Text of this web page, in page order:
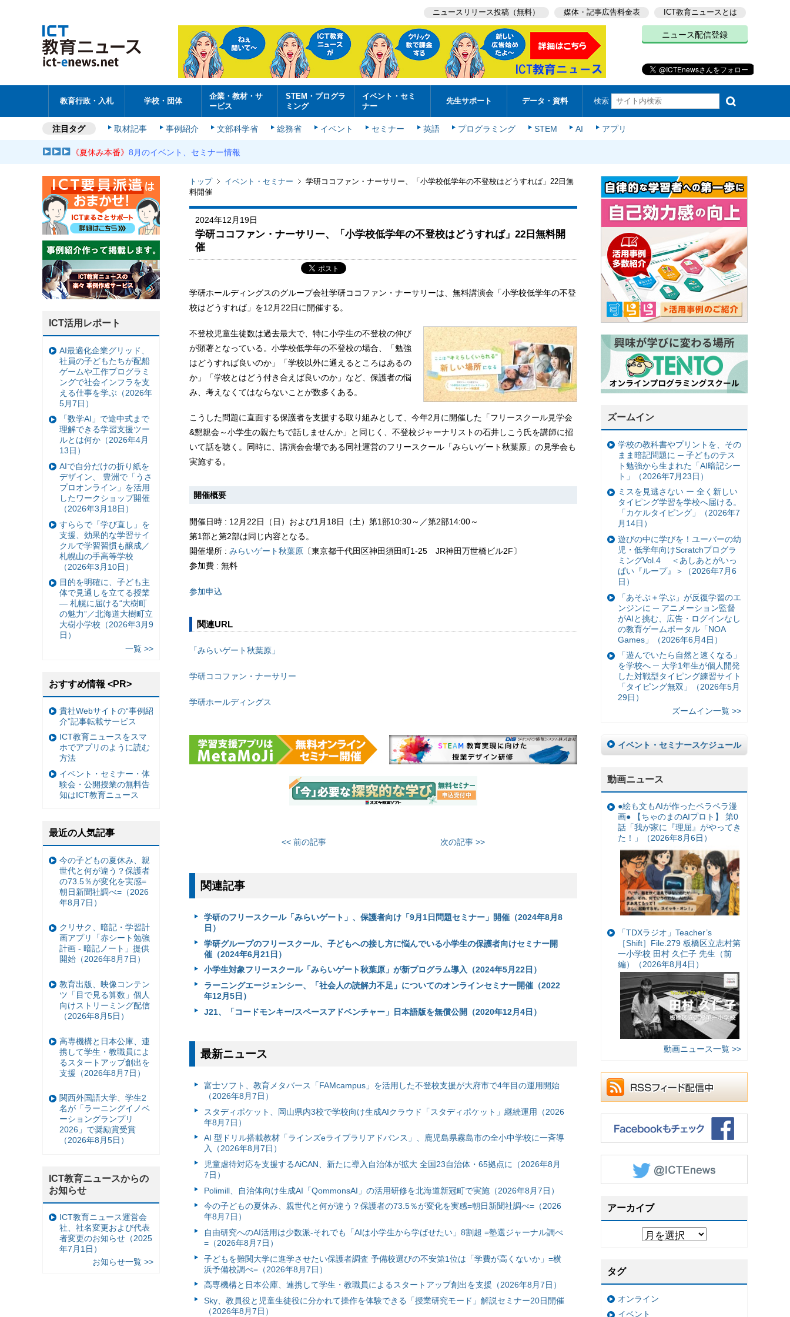
ニュースリリース投稿（無料） 媒体・記事広告料金表 ICT教育ニュースとは
ニュース配信登録
教育行政・入札 学校・団体
企業・教材・サ
ービス
STEM・プログラ
ミング
イベント・セミ
ナー
先生サポート データ・資料 検索
注目タグ 取材記事 事例紹介 文部科学省 総務省 イベント セミナー 英語 プログラミング STEM AI アプリ
《夏休み本番》8月のイベント、セミナー情報
トップ イベント・セミナー
学研ココファン・ナーサリー、「小学校低学年の不登校はどうすれば」22日無
料開催
2024年12月19日
学研ココファン・ナーサリー、「小学校低学年の不登校はどうすれば」22日無料開
催
学研ホールディングスのグループ会社学研ココファン・ナーサリーは、無料講演会「小学校低学年の不登
校はどうすれば」を12月22日に開催する。
不登校児童生徒数は過去最大で、特に小学生の不登校の伸び
が顕著となっている。小学校低学年の不登校の場合、「勉強
はどうすれば良いのか」「学校以外に通えるところはあるの
か」「学校とはどう付き合えば良いのか」など、保護者の悩
み、考えなくてはならないことが数多くある。
こうした問題に直面する保護者を支援する取り組みとして、今年2月に開催した「フリースクール見学会
&懇親会～小学生の親たちで話しませんか」と同じく、不登校ジャーナリストの石井しこう氏を講師に招
いて話を聴く。同時に、講演会会場である同社運営のフリースクール「みらいゲート秋葉原」の見学会も
実施する。
開催概要
開催日時 : 12月22日（日）および1月18日（土）第1部10:30～／第2部14:00～
第1部と第2部は同じ内容となる。
開催場所 : みらいゲート秋葉原 〔東京都千代田区神田須田町1-25 JR神田万世橋ビル2F〕
参加費 : 無料
参加申込
関連URL
「みらいゲート秋葉原」
学研ココファン・ナーサリー
学研ホールディングス
<< 前の記事 次の記事 >>
関連記事
学研のフリースクール「みらいゲート」、保護者向け「9月1日問題セミナー」開催（2024年8月8
日）
学研グループのフリースクール、子どもへの接し方に悩んでいる小学生の保護者向けセミナー開
催（2024年6月21日）
小学生対象フリースクール「みらいゲート秋葉原」が新プログラム導入（2024年5月22日）
ラーニングエージェンシー、「社会人の読解力不足」についてのオンラインセミナー開催（2022
年12月5日）
J21、「コードモンキー/スペースアドベンチャー」日本語版を無償公開（2020年12月4日）
最新ニュース
富⼠ソフト、教育メタバース「FAMcampus」を活用した不登校支援が大府市で4年目の運用開始
（2026年8月7日）
スタディポケット、岡山県内3校で学校向け生成AIクラウド「スタディポケット」継続運用（2026
年8月7日）
AI 型ドリル搭載教材「ラインズeライブラリアドバンス」、鹿児島県霧島市の全小中学校に一斉導
入（2026年8月7日）
児童虐待対応を支援するAiCAN、新たに導入自治体が拡大 全国23自治体・65拠点に（2026年8月
7日）
Polimill、自治体向け生成AI「QommonsAI」の活用研修を北海道新冠町で実施（2026年8月7日）
今の子どもの夏休み、親世代と何が違う？保護者の73.5％が変化を実感=朝日新聞社調べ=（2026
年8月7日）
自由研究へのAI活用は少数派-それでも「AIは小学生から学ばせたい」8割超 =塾選ジャーナル調べ
=（2026年8月7日）
子どもを難関大学に進学させたい保護者調査 予備校選びの不安第1位は「学費が高くないか」=横
浜予備校調べ=（2026年8月7日）
高専機構と日本公庫、連携して学生・教職員によるスタートアップ創出を支援（2026年8月7日）
Sky、教員役と児童生徒役に分かれて操作を体験できる「授業研究モード」解説セミナー20日開催
（2026年8月7日）
ズームイン
学校の教科書やプリントを、その
まま暗記問題に ─ 子どものテス
ト勉強から生まれた「AI暗記シー
ト」（2026年7月23日）
ミスを見逃さない ー 全く新しい
タイピング学習を学校へ届ける。
「カケルタイピング」（2026年7
月14日）
遊びの中に学びを！ユーバーの幼
児・低学年向けScratchプログラ
ミングVol.4 ＜あしあとがいっ
ぱい『ループ』＞（2026年7月6
日）
「あそぶ＋学ぶ」が反復学習のエ
ンジンに ─ アニメーション監督
がAIと挑む、広告・ログインなし
の教育ゲームポータル「NOA
Games」（2026年6月4日）
「遊んでいたら自然と速くなる」
を学校へ ─ 大学1年生が個人開発
した対戦型タイピング練習サイト
「タイピング無双」（2026年5月
29日）
ズームイン一覧 >>
イベント・セミナースケジュール
動画ニュース
●絵も文もAIが作ったペラペラ漫
画● 【ちゃのまのAIプロト】 第0
話「我が家に『理屈』がやってき
た！」（2026年8月6日）
「TDXラジオ」Teacher’s
［Shift］File.279 板橋区立志村第
一小学校 田村 久仁子 先生（前
編）（2026年8月4日）
動画ニュース一覧 >>
アーカイブ
タグ
オンライン
イベント
ICT活用レポート
AI最適化企業グリッド、
社員の子どもたちが配船
ゲームや工作プログラミ
ングで社会インフラを支
える仕事を学ぶ（2026年
5月7日）
「数学AI」で途中式まで
理解できる学習支援ツー
ルとは何か（2026年4月
13日）
AIで自分だけの折り紙を
デザイン、 豊洲で「うさ
プロオンライン」を活用
したワークショップ開催
（2026年3月18日）
すららで「学び直し」を
支援、効果的な学習サイ
クルで学習習慣も醸成／
札幌山の手高等学校
（2026年3月10日）
目的を明確に、子ども主
体で見通しを立てる授業
— 札幌に届ける“大樹町
の魅力”／北海道大樹町立
大樹小学校（2026年3月9
日）
一覧 >>
おすすめ情報 <PR>
貴社Webサイトの“事例紹
介”記事転載サービス
ICT教育ニュースをスマ
ホでアプリのように読む
方法
イベント・セミナー・体
験会・公開授業の無料告
知はICT教育ニュース
最近の人気記事
今の子どもの夏休み、親
世代と何が違う？保護者
の73.5％が変化を実感=
朝日新聞社調べ=（2026
年8月7日）
クリサク、暗記・学習計
画アプリ「赤シート勉強
計画 - 暗記ノート」提供
開始（2026年8月7日）
教育出版、映像コンテン
ツ「目で見る算数」個人
向けストリーミング配信
（2026年8月5日）
高専機構と日本公庫、連
携して学生・教職員によ
るスタートアップ創出を
支援（2026年8月7日）
関西外国語大学、学生2
名が「ラーニングイノベ
ーショングランプリ
2026」で奨励賞受賞
（2026年8月5日）
ICT教育ニュースからの
お知らせ
ICT教育ニュース運営会
社、社名変更および代表
者変更のお知らせ（2025
年7月1日）
お知らせ一覧 >>